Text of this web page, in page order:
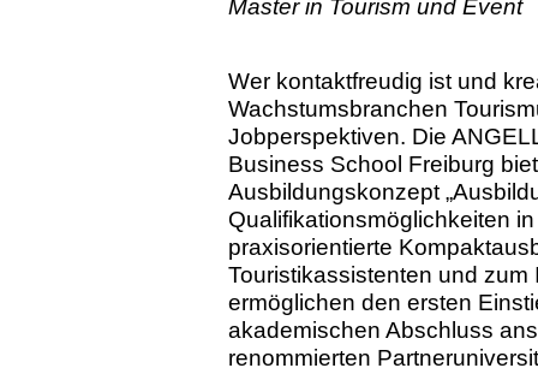
Master in Tourism und Event
Wer kontaktfreudig ist und
Wachstumsbranchen
Jobperspektiven. Die
Business School Freiburg
Ausbildungskonzept
Qualifikationsmöglichkeiten
praxisorientierte
Touristikassistenten und
ermöglichen den ersten
akademischen Abschluss
renommierten